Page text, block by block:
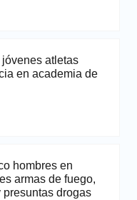
atletas
en academia de
hombres en
armas de fuego,
presuntas drogas